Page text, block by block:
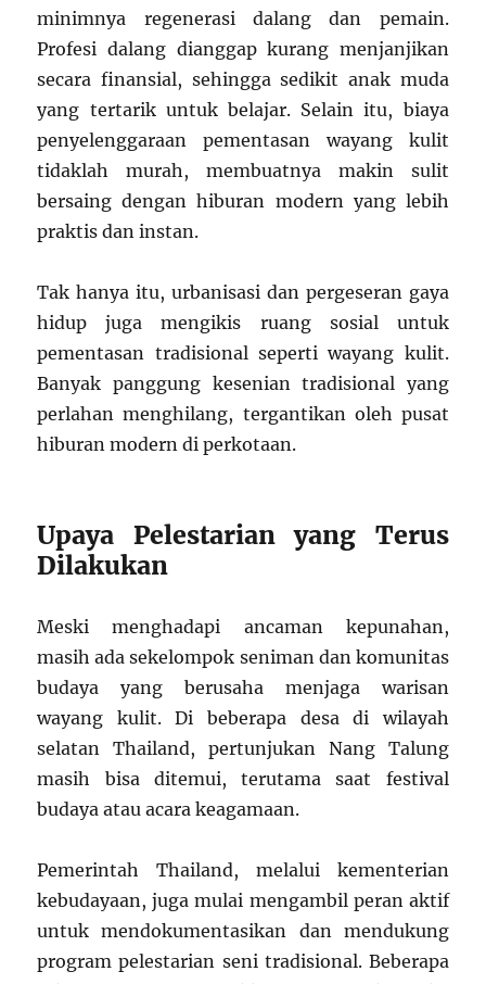
minimnya regenerasi dalang dan pemain.
Profesi dalang dianggap kurang menjanjikan
secara finansial, sehingga sedikit anak muda
yang tertarik untuk belajar. Selain itu, biaya
penyelenggaraan pementasan wayang kulit
tidaklah murah, membuatnya makin sulit
bersaing dengan hiburan modern yang lebih
praktis dan instan.
Tak hanya itu, urbanisasi dan pergeseran gaya
hidup juga mengikis ruang sosial untuk
pementasan tradisional seperti wayang kulit.
Banyak panggung kesenian tradisional yang
perlahan menghilang, tergantikan oleh pusat
hiburan modern di perkotaan.
Upaya Pelestarian yang Terus
Dilakukan
Meski menghadapi ancaman kepunahan,
masih ada sekelompok seniman dan komunitas
budaya yang berusaha menjaga warisan
wayang kulit. Di beberapa desa di wilayah
selatan Thailand, pertunjukan Nang Talung
masih bisa ditemui, terutama saat festival
budaya atau acara keagamaan.
Pemerintah Thailand, melalui kementerian
kebudayaan, juga mulai mengambil peran aktif
untuk mendokumentasikan dan mendukung
program pelestarian seni tradisional. Beberapa